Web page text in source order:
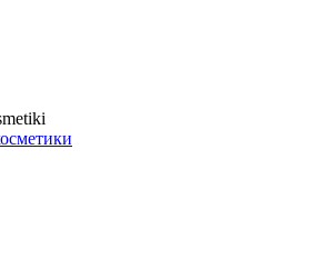
косметики